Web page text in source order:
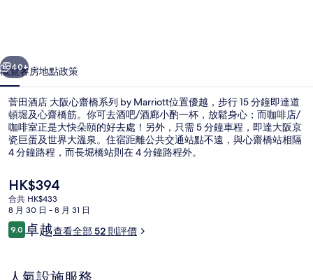
齋
橋
系
列
by
Marriott
相
片
集
個 下一個
40+
概覽客房地點政策
菅田酒店 大阪心齋橋系列 by Marriott位置優越，步行 15 分鐘即達道
頓堀及心齋橋筋。你可去酒吧/酒廊小酌一杯，放鬆身心；而咖啡店/
咖啡室正是大快朵頤的好去處！另外，只需 5 分鐘車程，即達大阪京
瓷巨蛋及世界大溫泉。住宿距離公共交通站點不遠，與心齋橋站相隔
4 分鐘路程，而長堀橋站則在 4 分鐘路程外。
現
價
HK$394
HK$394
合共 HK$433
8 月 30 日 - 8 月 31 日
評
價
9.09.0 分，滿分 10 分，
卓越查看全部 52 則評價